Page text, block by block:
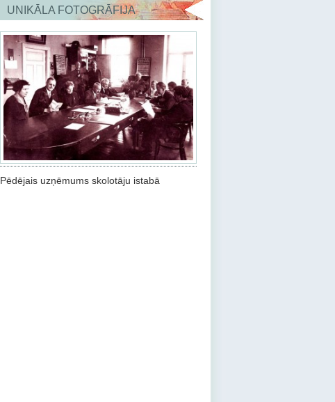
UNIKĀLA FOTOGRĀFIJA
Pēdējais uzņēmums skolotāju istabā